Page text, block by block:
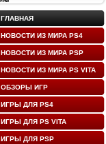
ГЛАВНАЯ
НОВОСТИ ИЗ МИРА PS4
НОВОСТИ ИЗ МИРА PSP
НОВОСТИ ИЗ МИРА PS VITA
ОБЗОРЫ ИГР
ИГРЫ ДЛЯ PS4
ИГРЫ ДЛЯ PS VITA
ИГРЫ ДЛЯ PSP